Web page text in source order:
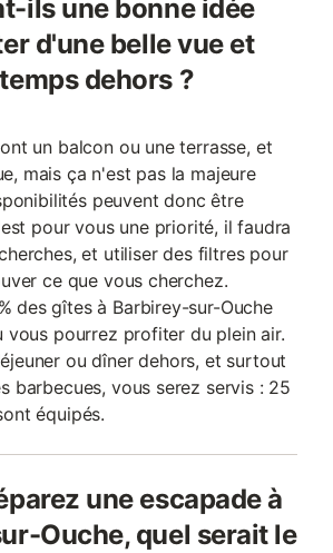
ils une bonne idée
d'une belle vue et
dehors ?
un balcon ou une terrasse, et
mais ça n'est pas la majeure
peuvent donc être
pour vous une priorité, il faudra
et utiliser des filtres pour
ce que vous cherchez.
des gîtes à Barbirey-sur-Ouche
vous pourrez profiter du plein air.
ou dîner dehors, et surtout
barbecues, vous serez servis : 25
équipés.
une escapade à
Ouche, quel serait le